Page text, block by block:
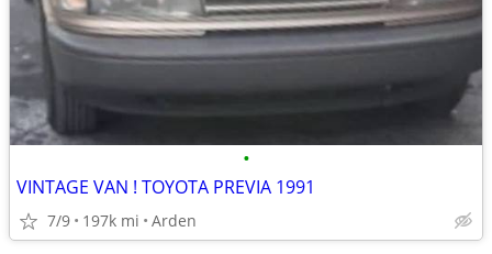
•
VINTAGE VAN ! TOYOTA PREVIA 1991
7/9 197k mi Arden